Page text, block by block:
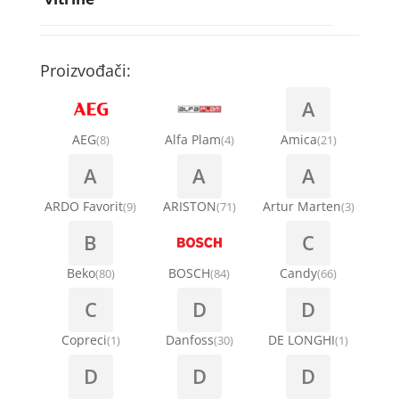
Ručice za vrata za veš mašinu
Šarke za veš mašine
Stakla i okviri vrata za veš mašinu
Termostati i hidrostati za veš mašine
Točkići za sudo mašine
Kompresori za klima uređaje
Kondenz creva
Nosači za klimu
Ostali materijal za montažu klima uređaja
Proizvođači:
AEG(8) Alfa Plam(4)
A
Amica(21)
A
ARDO Favorit(9)
A
ARISTON(71)
A
Artur Marten(3)
B
Beko(80) BOSCH(84)
C
Candy(66)
C
Copreci(1)
D
Danfoss(30)
D
DE LONGHI(1)
D D D